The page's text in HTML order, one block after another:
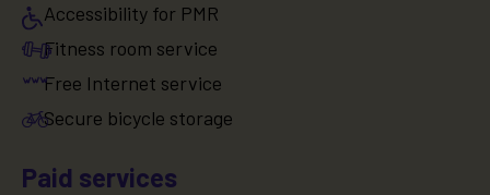
Accessibility for PMR
Fitness room service
Free Internet service
Secure bicycle storage
Paid services